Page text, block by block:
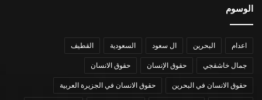
الوسوم
اعدام البحرين ال سعود السعودية القطيف
جمال خاشقجي حقوق الإنسان حقوق الانسان
حقوق الانسان في البحرين حقوق الانسان في الجزيرة العربية